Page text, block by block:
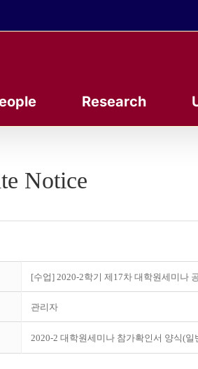
Research
Notice
[수업] 2020-2학기 제17차 대학원세미나
관리자
2020-2 대학원세미나 참가확인서 양식(일